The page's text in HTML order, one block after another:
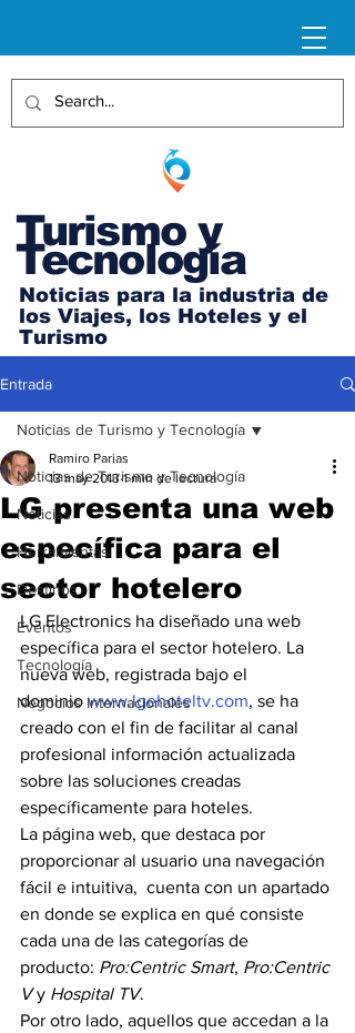
Turismo y
Tecnología
Noticias para la industria de
los Viajes, los Hoteles y el
Turismo
Entrada
Noticias de Turismo y Tecnología
Noticias
Herramientas
Destinos
Eventos
Tecnología
Negocios Internacionales
Noticias de Turismo y Tecnología
LG presenta una web
específica para el
sector hotelero
Ramiro Parias
13 may 2013 1 min de lectura
LG Electronics ha diseñado una web
específica para el sector hotelero. La
nueva web, registrada bajo el
dominio www.lgehoteltv.com, se ha
creado con el fin de facilitar al canal
profesional información actualizada
sobre las soluciones creadas
específicamente para hoteles.
La página web, que destaca por
proporcionar al usuario una navegación
fácil e intuitiva,  cuenta con un apartado
en donde se explica en qué consiste
cada una de las categorías de
producto: Pro:Centric Smart, Pro:Centric
V y Hospital TV.
Por otro lado, aquellos que accedan a la